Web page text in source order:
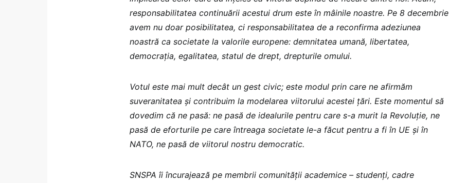
responsabilitatea continuării acestui drum este în mâinile noastre. Pe 8 decembrie
avem nu doar posibilitatea, ci responsabilitatea de a reconfirma adeziunea
noastră ca societate la valorile europene: demnitatea umană, libertatea,
democrația, egalitatea, statul de drept, drepturile omului.
Votul este mai mult decât un gest civic; este modul prin care ne afirmăm
suveranitatea și contribuim la modelarea viitorului acestei țări. Este momentul să
dovedim că ne pasă: ne pasă de idealurile pentru care s-a murit la Revoluție, ne
pasă de eforturile pe care întreaga societate le-a făcut pentru a fi în UE și în
NATO, ne pasă de viitorul nostru democratic.
SNSPA îi încurajează pe membrii comunității academice – studenți, cadre